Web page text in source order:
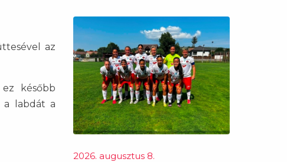
az
később
a labdát a
2026. augusztus 8.